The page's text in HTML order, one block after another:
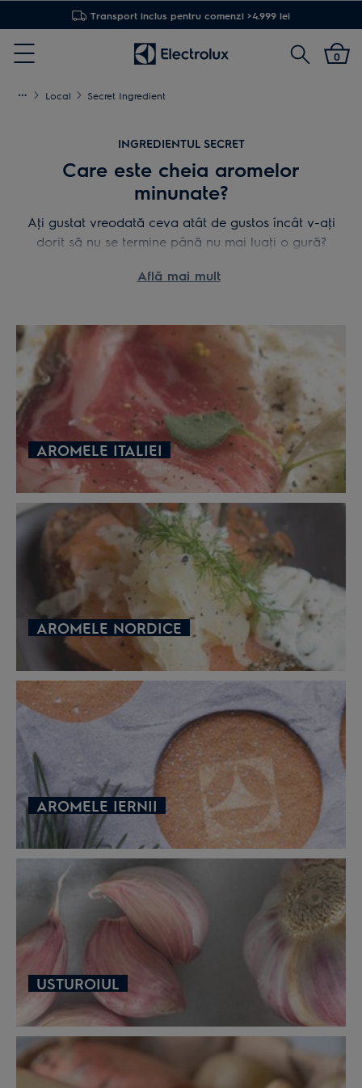
Transport inclus pentru comenzi >4.999 lei
Menu
Cautare0
Local Secret Ingredient
INGREDIENTUL SECRET
Care este cheia aromelor
minunate?
Aţi gustat vreodată ceva atât de gustos încât v-aţi
dorit să nu se termine până nu mai luaţi o gură?
truc fac o diferenţă imensă. Misiunea noastră este
acasă de mâncărurile cele mai bune.
Află mai mult
AROMELE ITALIEI
AROMELE NORDICE
AROMELE IERNII
USTUROIUL